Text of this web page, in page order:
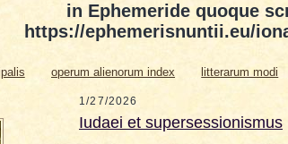
in Ephemeride quoque
https://ephemerisnuntii.eu/
operum alienorum index litterarum modi
1/27/2026
Iudaei et supersessionismus